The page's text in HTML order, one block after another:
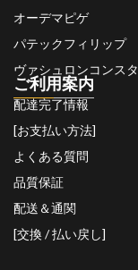
オーデマピゲ
パテックフィリップ
ヴァシュロンコンス
ご利用案内
配達完了情報
[お支払い方法]
よくある質問
品質保証
配送＆通関
[交換 / 払い戻し]